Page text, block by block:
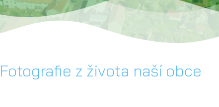
Fotografie z života naší obce